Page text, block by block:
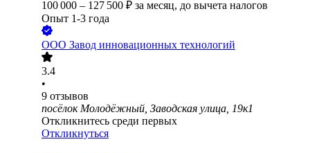
100 000 – 127 500 ₽ за месяц, до вычета налогов
Опыт 1-3 года
ООО Завод инновационных технологий
3.4
•
9 отзывов
посёлок Молодёжный, Заводская улица, 19к1
Откликнитесь среди первых
Откликнуться